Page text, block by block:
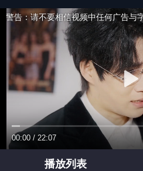
00:00 / 22:07
警告：请不要相信视频中任何广告与
播放列表